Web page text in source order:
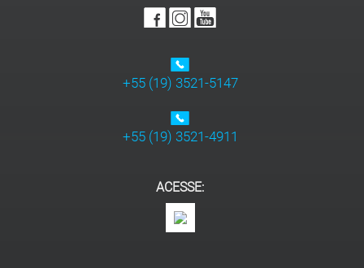
+55 (19) 3521-5147
+55 (19) 3521-4911
ACESSE: